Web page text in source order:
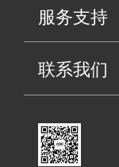
服务支持
联系我们